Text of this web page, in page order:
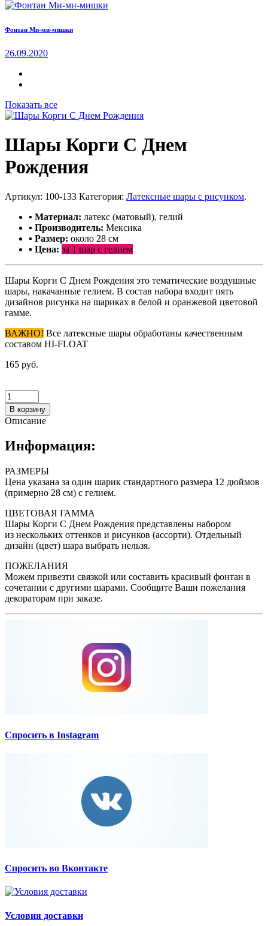
Фонтан Ми-ми-мишки
26.09.2020
Показать все
Шары Корги С Днем
Рождения
Артикул: 100-133 Категория: Латексные шары с рисунком.
▪ Материал: латекс (матовый), гелий
▪ Производитель: Мексика
▪ Размер: около 28 см
▪ Цена: за 1 шар с гелием
Шары Корги С Днем Рождения это тематические воздушные
шары, накачанные гелием. В состав набора входит пять
дизайнов рисунка на шариках в белой и оранжевой цветовой
гамме.
ВАЖНО! Все латексные шары обработаны качественным
составом HI-FLOAT
165 руб.
В корзину
Описание
Информация:
РАЗМЕРЫ
Цена указана за один шарик стандартного размера 12 дюймов
(примерно 28 см) с гелием.
ЦВЕТОВАЯ ГАММА
Шары Корги С Днем Рождения представлены набором
из нескольких оттенков и рисунков (ассорти). Отдельный
дизайн (цвет) шара выбрать нельзя.
ПОЖЕЛАНИЯ
Можем привезти связкой или составить красивый фонтан в
сочетании с другими шарами. Сообщите Ваши пожелания
декораторам при заказе.
Спросить в Instagram
Спросить во Вконтакте
Условия доставки